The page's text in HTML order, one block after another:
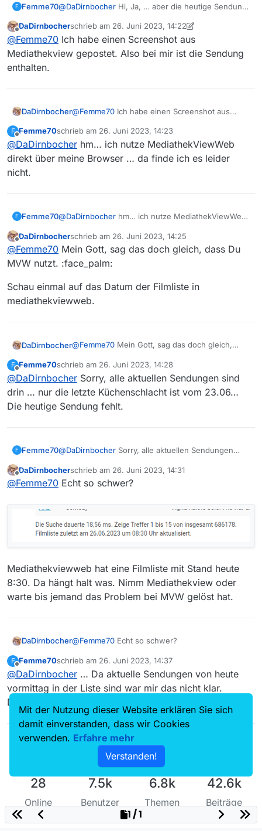
F Femme70@DaDirnbocher Hi, Ja, … aber die heutige Sendung
ZDF-Mediathek direkt und leider nicht bei
MediathekView. :disappointed:
Offline
DaDirnbocherschrieb am 26. Juni 2023, 14:22
zuletzt editiert von DaDirnbocher
@Femme70 Ich habe einen Screenshot aus
Mediathekview gepostet. Also bei mir ist die Sendung
enthalten.
DaDirnbocher@Femme70 Ich habe einen Screenshot aus
Sendung enthalten.
F
Offline
Femme70schrieb am 26. Juni 2023, 14:23
zuletzt editiert von
@DaDirnbocher hm… ich nutze MediathekViewWeb
direkt über meine Browser … da finde ich es leider
nicht.
F Femme70@DaDirnbocher hm… ich nutze MediathekViewWeb
nicht.
Offline
DaDirnbocherschrieb am 26. Juni 2023, 14:25
zuletzt editiert von
@Femme70 Mein Gott, sag das doch gleich, dass Du
MVW nutzt. :face_palm:
Schau einmal auf das Datum der Filmliste in
mediathekviewweb.
DaDirnbocher@Femme70 Mein Gott, sag das doch gleich,
Schau einmal auf das Datum der Filmliste in
mediathekviewweb.
F
Offline
Femme70schrieb am 26. Juni 2023, 14:28
zuletzt editiert von
@DaDirnbocher Sorry, alle aktuellen Sendungen sind
drin … nur die letzte Küchenschlacht ist vom 23.06…
Die heutige Sendung fehlt.
F Femme70@DaDirnbocher Sorry, alle aktuellen Sendungen
23.06… Die heutige Sendung fehlt.
Offline
DaDirnbocherschrieb am 26. Juni 2023, 14:31
zuletzt editiert von
@Femme70 Echt so schwer?
Mediathekviewweb hat eine Filmliste mit Stand heute
8:30. Da hängt halt was. Nimm Mediathekview oder
warte bis jemand das Problem bei MVW gelöst hat.
DaDirnbocher@Femme70 Echt so schwer?
heute 8:30. Da hängt halt was. Nimm
Mediathekview oder warte bis jemand das
Problem bei MVW gelöst hat.
F
Offline
Femme70schrieb am 26. Juni 2023, 14:37
zuletzt editiert von
@DaDirnbocher … Da aktuelle Sendungen von heute
vormittag in der Liste sind war mir das nicht klar.
Danke! Wieder was dazu gelernt. :thinking_face:
28
Online
7.5k
Benutzer
6.8k
Themen
42.6k
Beiträge
1 / 1
Mit der Nutzung dieser Website erklären Sie sich
damit einverstanden, dass wir Cookies
verwenden. Erfahre mehr
Verstanden!